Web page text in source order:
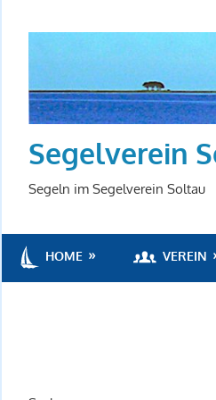
Inhalt
Segelverein
Segeln im Segelverein Soltau
HOME VEREIN